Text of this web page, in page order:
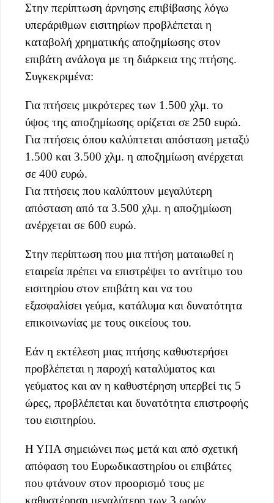
Στην περίπτωση άρνησης επιβίβασης λόγω
υπεράριθμων εισιτηρίων προβλέπεται η
καταβολή χρηματικής αποζημίωσης στον
επιβάτη ανάλογα με τη διάρκεια της πτήσης.
Συγκεκριμένα:
Για πτήσεις μικρότερες των 1.500 χλμ. το
ύψος της αποζημίωσης ορίζεται σε 250 ευρώ.
Για πτήσεις όπου καλύπτεται απόσταση μεταξύ
1.500 και 3.500 χλμ. η αποζημίωση ανέρχεται
σε 400 ευρώ.
Για πτήσεις που καλύπτουν μεγαλύτερη
απόσταση από τα 3.500 χλμ. η αποζημίωση
ανέρχεται σε 600 ευρώ.
Στην περίπτωση που μια πτήση ματαιωθεί η
εταιρεία πρέπει να επιστρέψει το αντίτιμο του
εισιτηρίου στον επιβάτη και να του
εξασφαλίσει γεύμα, κατάλυμα και δυνατότητα
επικοινωνίας με τους οικείους του.
Εάν η εκτέλεση μιας πτήσης καθυστερήσει
προβλέπεται η παροχή καταλύματος και
γεύματος και αν η καθυστέρηση υπερβεί τις 5
ώρες, προβλέπεται και δυνατότητα επιστροφής
του εισιτηρίου.
Η ΥΠΑ σημειώνει πως μετά και από σχετική
απόφαση του Ευρωδικαστηρίου οι επιβάτες
που φτάνουν στον προορισμό τους με